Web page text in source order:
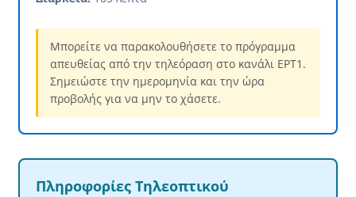
Μπορείτε να παρακολουθήσετε το πρόγραμμα
απευθείας από την τηλεόραση στο κανάλι ΕΡΤ1.
Σημειώστε την ημερομηνία και την ώρα
προβολής για να μην το χάσετε.
Πληροφορίες Τηλεοπτικού